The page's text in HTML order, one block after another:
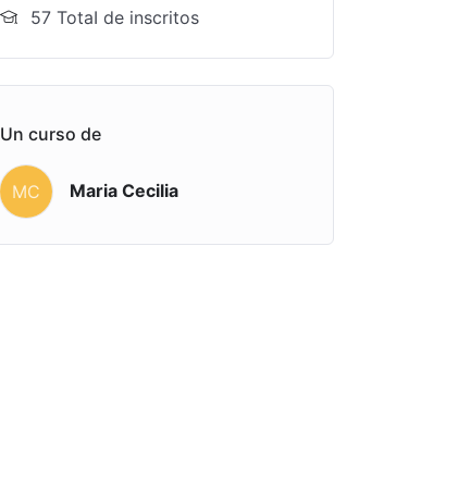
57 TotaI de inscritos
Un curso de
MC Maria Cecilia